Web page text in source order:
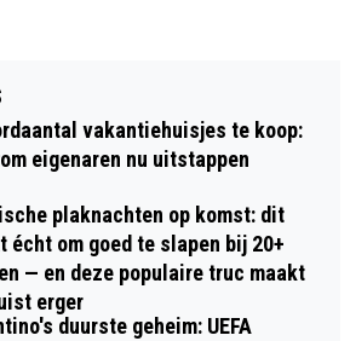
vakantiehuisjes te koop:
eigenaren nu uitstappen
plaknachten op komst: dit
écht om goed te slapen bij 20+
— en deze populaire truc maakt
erger
duurste geheim: UEFA